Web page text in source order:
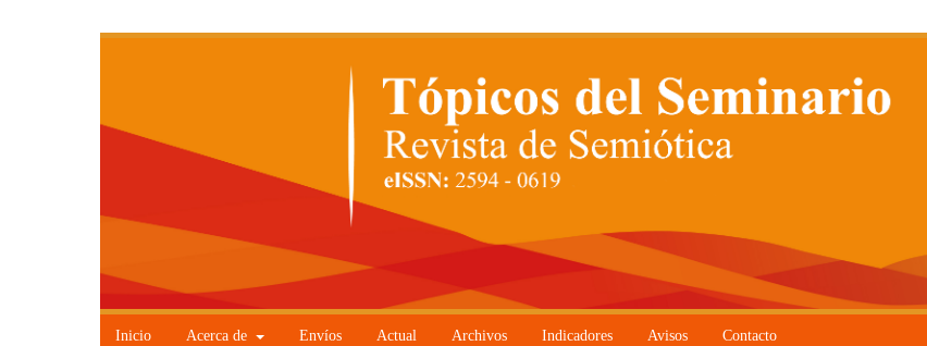
Inicio Acerca de Envíos Actual Archivos Indicadores Avisos Contacto